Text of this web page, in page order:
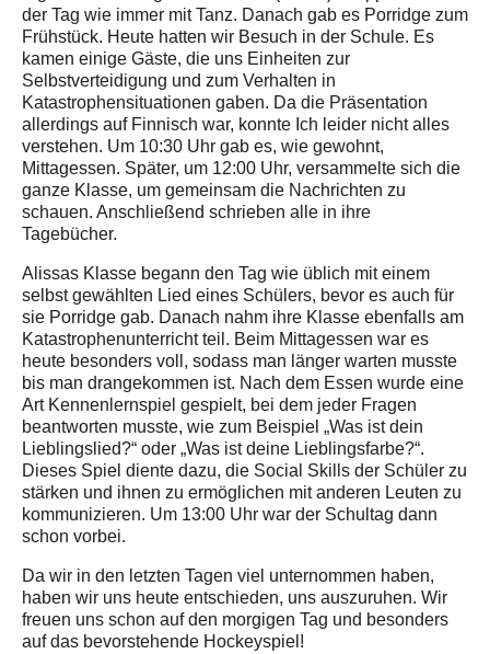
der Tag wie immer mit Tanz. Danach gab es Porridge zum
Frühstück. Heute hatten wir Besuch in der Schule. Es
kamen einige Gäste, die uns Einheiten zur
Selbstverteidigung und zum Verhalten in
Katastrophensituationen gaben. Da die Präsentation
allerdings auf Finnisch war, konnte Ich leider nicht alles
verstehen. Um 10:30 Uhr gab es, wie gewohnt,
Mittagessen. Später, um 12:00 Uhr, versammelte sich die
ganze Klasse, um gemeinsam die Nachrichten zu
schauen. Anschließend schrieben alle in ihre
Tagebücher.
Alissas Klasse begann den Tag wie üblich mit einem
selbst gewählten Lied eines Schülers, bevor es auch für
sie Porridge gab. Danach nahm ihre Klasse ebenfalls am
Katastrophenunterricht teil. Beim Mittagessen war es
heute besonders voll, sodass man länger warten musste
bis man drangekommen ist. Nach dem Essen wurde eine
Art Kennenlernspiel gespielt, bei dem jeder Fragen
beantworten musste, wie zum Beispiel „Was ist dein
Lieblingslied?“ oder „Was ist deine Lieblingsfarbe?“.
Dieses Spiel diente dazu, die Social Skills der Schüler zu
stärken und ihnen zu ermöglichen mit anderen Leuten zu
kommunizieren. Um 13:00 Uhr war der Schultag dann
schon vorbei.
Da wir in den letzten Tagen viel unternommen haben,
haben wir uns heute entschieden, uns auszuruhen. Wir
freuen uns schon auf den morgigen Tag und besonders
auf das bevorstehende Hockeyspiel!